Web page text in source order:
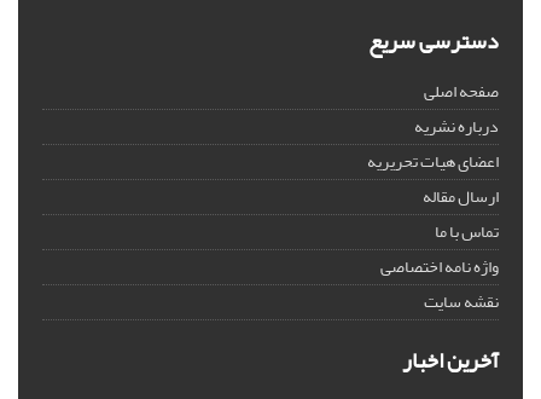
دسترسی سریع
صفحه اصلی
درباره نشریه
اعضای هیات تحریریه
ارسال مقاله
تماس با ما
واژه نامه اختصاصی
نقشه سایت
آخرین اخبار